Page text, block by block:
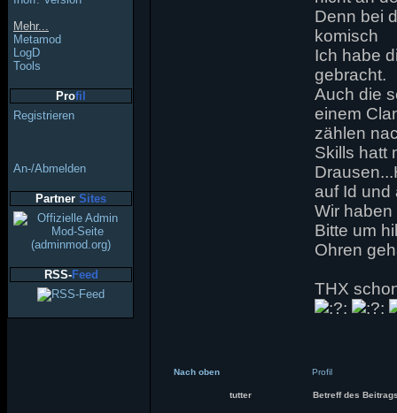
Mehr...
Metamod
LogD
Tools
Profil
Registrieren
An-/Abmelden
Partner Sites
RSS-Feed
Denn bei
komisch
Ich habe
gebracht.
Auch die
einem
zählen
Skills hatt
auf Id und
Wir haben
Bitte um
Ohren
THX
Nach oben Profil
tutter Betreff des